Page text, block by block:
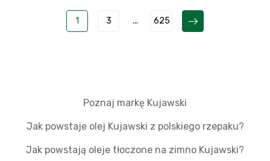
1 3 ... 625
Poznaj markę Kujawski
Jak powstaje olej Kujawski z polskiego rzepaku?
Jak powstają oleje tłoczone na zimno Kujawski?